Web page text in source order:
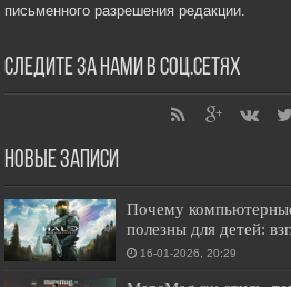
письменного разрешения редакции.
Следите за нами в соц.сетях
Новые записи
Почему
полезны для детей:
16-01-2026, 20:29